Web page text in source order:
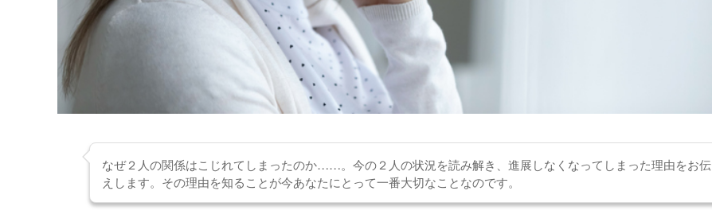
なぜ２人の関係はこじれてしまったのか……。今の２人の状況を読み解き、進展しなくなってしまった理由をお伝
えします。その理由を知ることが今あなたにとって一番大切なことなのです。